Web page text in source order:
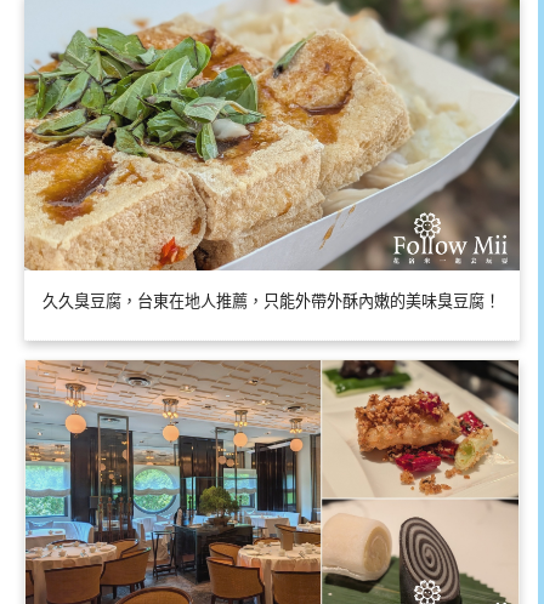
久久臭豆腐，台東在地人推薦，只能外帶外酥內嫩的美味臭豆腐！